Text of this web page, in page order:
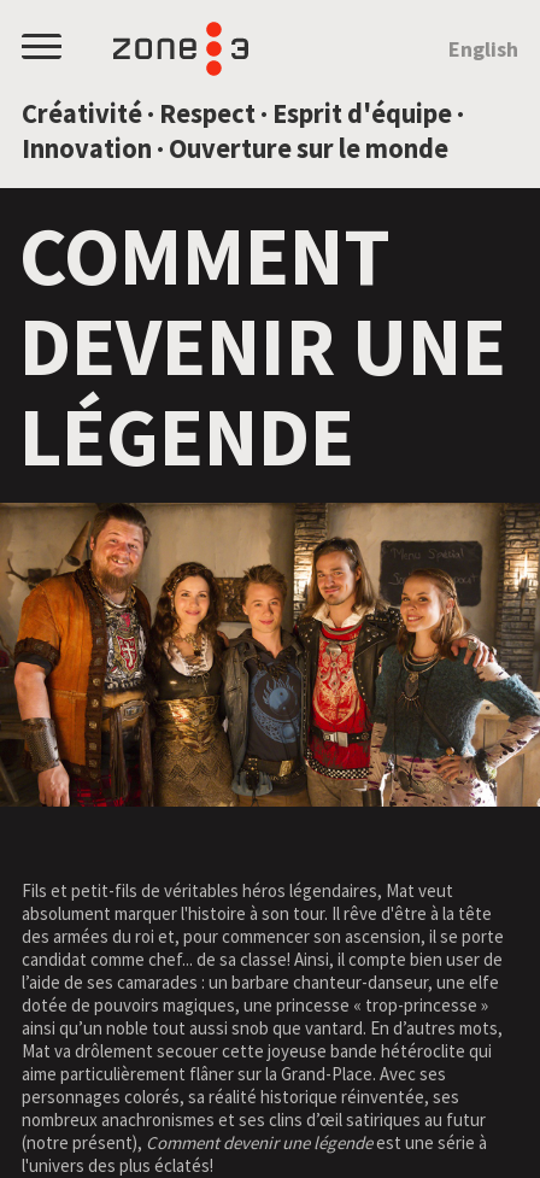
Menu
Créativité · Respect · Esprit d'équipe ·
Innovation · Ouverture sur le monde
English
COMMENT
DEVENIR UNE
LÉGENDE
Fils et petit-fils de véritables héros légendaires, Mat veut
absolument marquer l'histoire à son tour. Il rêve d'être à la tête
des armées du roi et, pour commencer son ascension, il se porte
candidat comme chef... de sa classe! Ainsi, il compte bien user de
l’aide de ses camarades : un barbare chanteur-danseur, une elfe
dotée de pouvoirs magiques, une princesse « trop-princesse »
ainsi qu’un noble tout aussi snob que vantard. En d’autres mots,
Mat va drôlement secouer cette joyeuse bande hétéroclite qui
aime particulièrement flâner sur la Grand-Place. Avec ses
personnages colorés, sa réalité historique réinventée, ses
nombreux anachronismes et ses clins d’œil satiriques au futur
(notre présent), Comment devenir une légendeest une série à
l'univers des plus éclatés!